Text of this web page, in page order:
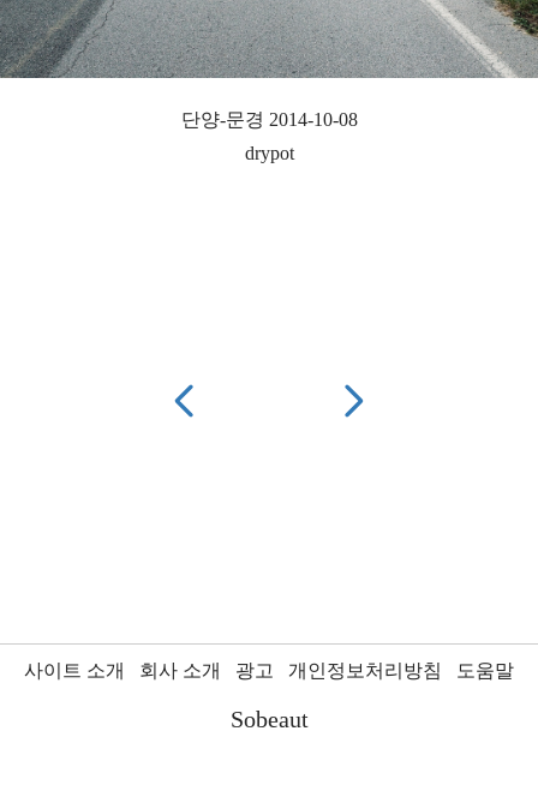
단양-문경 2014-10-08
drypot
사이트 소개 회사 소개 광고 개인정보처리방침 도움말
Sobeaut